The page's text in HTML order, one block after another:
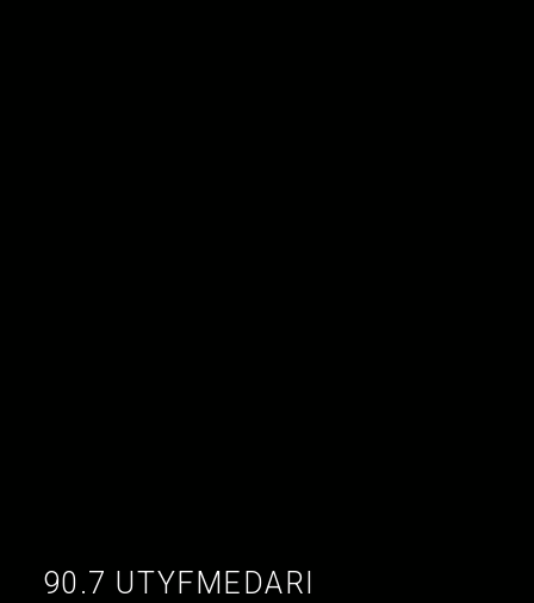
90.7 UTYFMEDARI